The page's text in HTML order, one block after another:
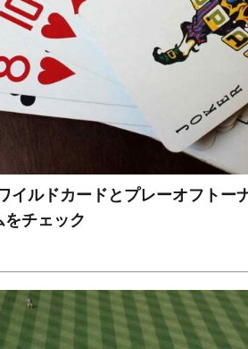
イルドカードとプレーオフトー
チェック